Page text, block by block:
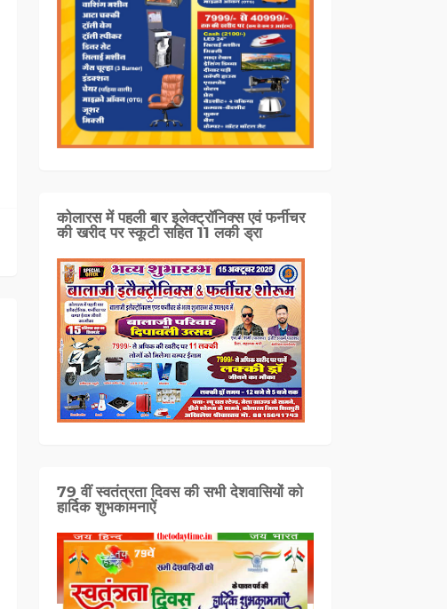
कोलारस में पहली बार इलेक्ट्रॉनिक्स एवं फर्नीचर
की खरीद पर स्कूटी सहित 11 लकी ड्रा
79 वीं स्वतंत्रता दिवस की सभी देशवासियों को
हार्दिक शुभकामनाऐं